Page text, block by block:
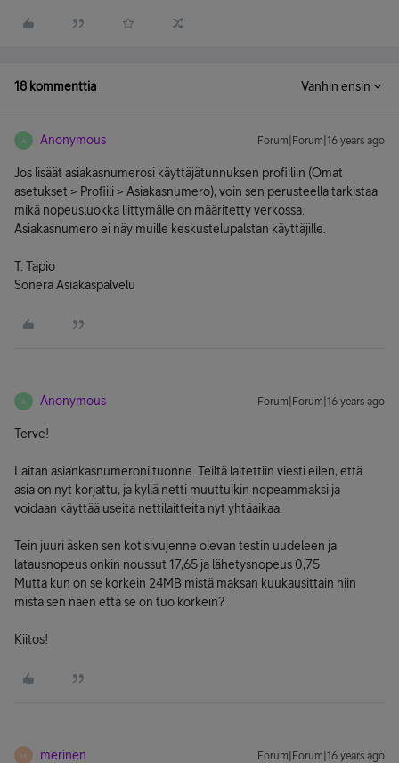
18 kommenttia Vanhin ensin
A Anonymous Forum|Forum|16 years ago
Jos lisäät asiakasnumerosi käyttäjätunnuksen profiiliin (Omat
asetukset > Profiili > Asiakasnumero), voin sen perusteella tarkistaa
mikä nopeusluokka liittymälle on määritetty verkossa.
Asiakasnumero ei näy muille keskustelupalstan käyttäjille.
T. Tapio
Sonera Asiakaspalvelu
A Anonymous Forum|Forum|16 years ago
Terve!
Laitan asiankasnumeroni tuonne. Teiltä laitettiin viesti eilen, että
asia on nyt korjattu, ja kyllä netti muuttuikin nopeammaksi ja
voidaan käyttää useita nettilaitteita nyt yhtäaikaa.
Tein juuri äsken sen kotisivujenne olevan testin uudeleen ja
latausnopeus onkin noussut 17,65 ja lähetysnopeus 0,75
Mutta kun on se korkein 24MB mistä maksan kuukausittain niin
mistä sen näen että se on tuo korkein?
Kiitos!
M merinen Forum|Forum|16 years ago